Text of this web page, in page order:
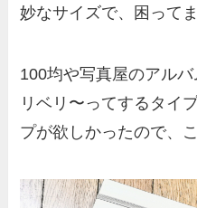
妙なサイズで、困ってま
100均や写真屋のアル
リベリ〜ってするタイ
プが欲しかったので、